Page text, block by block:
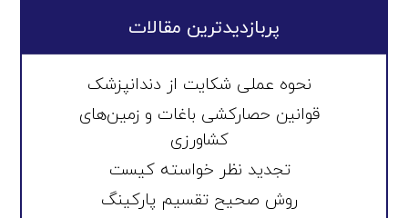
پربازدیدترین مقالات
نحوه عملی شکایت از دندانپزشک
قوانین حصارکشی باغات و زمین‌های
کشاورزی
تجدید نظر خواسته کیست
روش صحیح تقسیم پارکینگ